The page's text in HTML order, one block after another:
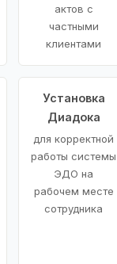
актов с
частными
клиентами
Установка
Диадока
для корректной
работы системы
ЭДО на
рабочем месте
сотрудника